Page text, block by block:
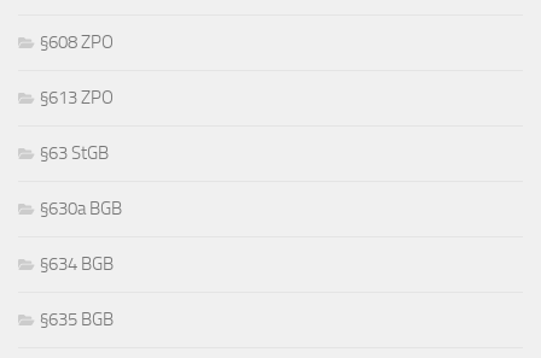
§608 ZPO
§613 ZPO
§63 StGB
§630a BGB
§634 BGB
§635 BGB